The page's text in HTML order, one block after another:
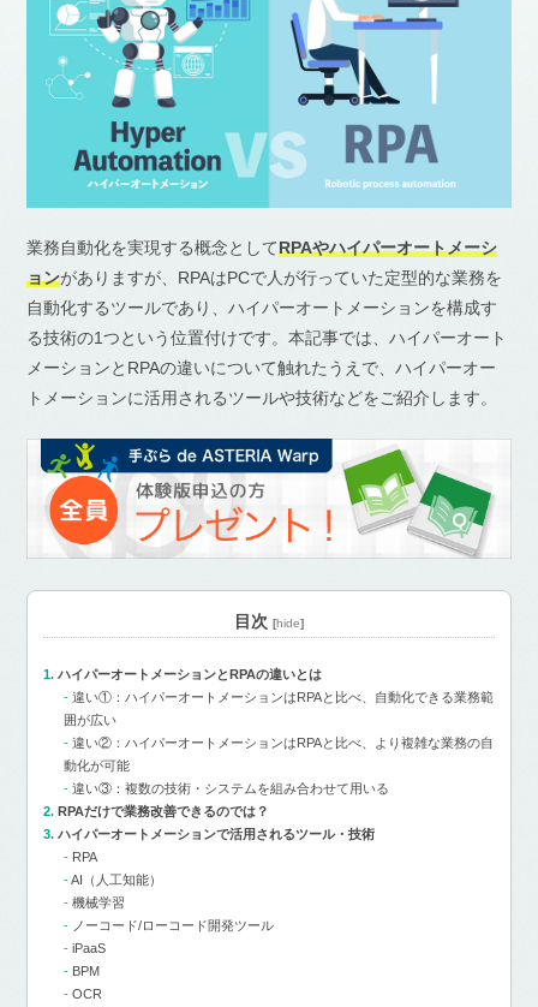
業務自動化を実現する概念としてRPAやハイパーオートメーシ
ョンがありますが、RPAはPCで人が行っていた定型的な業務を
自動化するツールであり、ハイパーオートメーションを構成す
る技術の1つという位置付けです。本記事では、ハイパーオート
メーションとRPAの違いについて触れたうえで、ハイパーオー
トメーションに活用されるツールや技術などをご紹介します。
目次 [hide]
ハイパーオートメーションとRPAの違いとは
違い①：ハイパーオートメーションはRPAと比べ、自動化できる業務範
囲が広い
違い②：ハイパーオートメーションはRPAと比べ、より複雑な業務の自
動化が可能
違い③：複数の技術・システムを組み合わせて用いる
RPAだけで業務改善できるのでは？
ハイパーオートメーションで活用されるツール・技術
RPA
AI（人工知能）
機械学習
ノーコード/ローコード開発ツール
iPaaS
BPM
OCR